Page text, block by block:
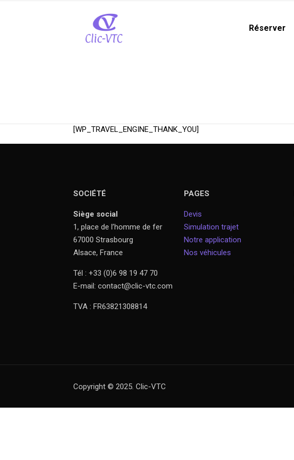
Réserver
[WP_TRAVEL_ENGINE_THANK_YOU]
SOCIÉTÉ
Siège social
1, place de l’homme de fer
67000 Strasbourg
Alsace, France
Tél : +33 (0)6 98 19 47 70
E-mail: contact@clic-vtc.com
TVA : FR63821308814
PAGES
Devis
Simulation trajet
Notre application
Nos véhicules
Copyright © 2025. Clic-VTC